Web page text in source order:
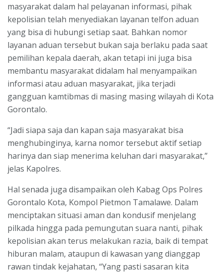
masyarakat dalam hal pelayanan informasi, pihak
kepolisian telah menyediakan layanan telfon aduan
yang bisa di hubungi setiap saat. Bahkan nomor
layanan aduan tersebut bukan saja berlaku pada saat
pemilihan kepala daerah, akan tetapi ini juga bisa
membantu masyarakat didalam hal menyampaikan
informasi atau aduan masyarakat, jika terjadi
gangguan kamtibmas di masing masing wilayah di Kota
Gorontalo.
“Jadi siapa saja dan kapan saja masyarakat bisa
menghubinginya, karna nomor tersebut aktif setiap
harinya dan siap menerima keluhan dari masyarakat,”
jelas Kapolres.
Hal senada juga disampaikan oleh Kabag Ops Polres
Gorontalo Kota, Kompol Pietmon Tamalawe. Dalam
menciptakan situasi aman dan kondusif menjelang
pilkada hingga pada pemungutan suara nanti, pihak
kepolisian akan terus melakukan razia, baik di tempat
hiburan malam, ataupun di kawasan yang dianggap
rawan tindak kejahatan, “Yang pasti sasaran kita